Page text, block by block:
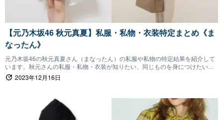
【元乃木坂46 秋元真夏】私服・私物・衣装特定まとめ《ま
なったん》
元乃木坂46の秋元真夏さん（まなったん）の私服や私物の特定結果を紹介して
います。秋元さんの私服・私物・衣装が知りたい、同じものを身につけたいフ
ァンの方は参考にしていただけると嬉しいです。
2023年12月16日